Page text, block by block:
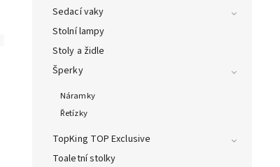
Sedací vaky
Stolní lampy
Stoly a židle
Šperky
Náramky
Řetízky
TopKing TOP Exclusive
Toaletní stolky